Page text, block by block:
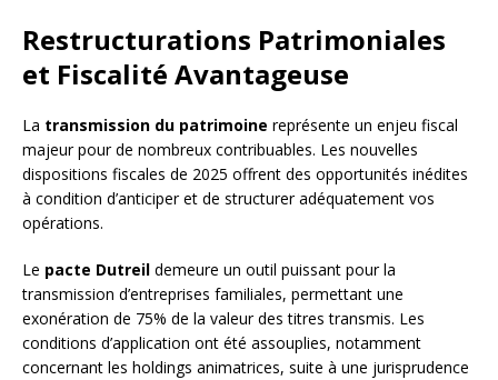
Restructurations Patrimoniales
et Fiscalité Avantageuse
La transmission du patrimoine représente un enjeu fiscal
majeur pour de nombreux contribuables. Les nouvelles
dispositions fiscales de 2025 offrent des opportunités inédites
à condition d’anticiper et de structurer adéquatement vos
opérations.
Le pacte Dutreil demeure un outil puissant pour la
transmission d’entreprises familiales, permettant une
exonération de 75% de la valeur des titres transmis. Les
conditions d’application ont été assouplies, notamment
concernant les holdings animatrices, suite à une jurisprudence